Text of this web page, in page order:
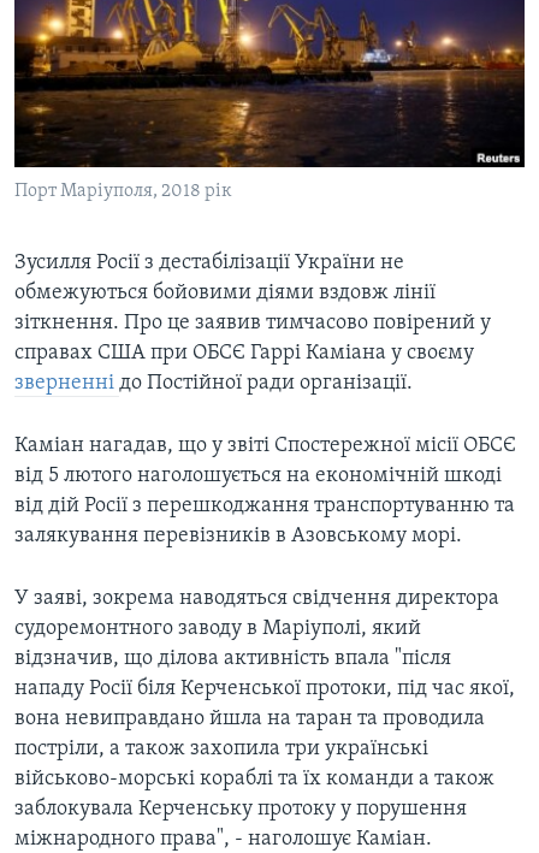
СУСПІЛЬСТВО
ЕКОНОМІКА
ІСТОРІЇ УСПІХУ УКРАЇНЦІВ
ТЕЛЕПРОГРАМИ
ЧАС-TIME
БРИФІНГ ГОЛОСУ АМЕРИКИ
ПРАЙМ-ТАЙМ
ПОГЛЯД З ВАШИНГТОНА
ENGLISH
Learning English
Мови
Порт Маріуполя, 2018 рік
Зусилля Росії з дестабілізації України не
обмежуються бойовими діями вздовж лінії
зіткнення. Про це заявив тимчасово повірений у
справах США при ОБСЄ Гаррі Каміана у своєму
зверненні до Постійної ради організації.
Каміан нагадав, що у звіті Спостережної місії ОБСЄ
від 5 лютого наголошується на економічній шкоді
від дій Росії з перешкоджання транспортуванню та
залякування перевізників в Азовському морі.
У заяві, зокрема наводяться свідчення директора
судоремонтного заводу в Маріуполі, який
відзначив, що ділова активність впала "після
нападу Росії біля Керченської протоки, під час якої,
вона невиправдано йшла на таран та проводила
постріли, а також захопила три українські
військово-морські кораблі та їх команди а також
заблокувала Керченську протоку у порушення
міжнародного права", - наголошує Каміан.